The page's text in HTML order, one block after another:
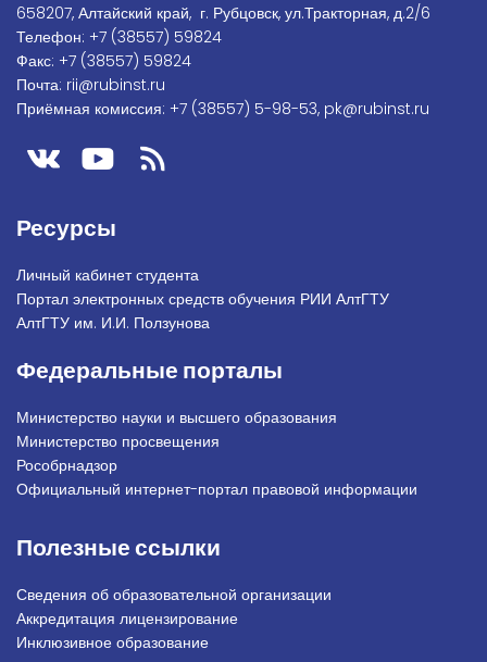
658207, Алтайский край, г. Рубцовск, ул.Тракторная, д.2/6
Телефон: +7 (38557) 59824
Факс: +7 (38557) 59824
Почта: rii@rubinst.ru
Приёмная комиссия: +7 (38557) 5-98-53, pk@rubinst.ru
Ресурсы
Личный кабинет студента
Портал электронных средств обучения РИИ АлтГТУ
АлтГТУ им. И.И. Ползунова
Федеральные порталы
Министерство науки и высшего образования
Министерство просвещения
Рособрнадзор
Официальный интернет-портал правовой информации
Полезные ссылки
Сведения об образовательной организации
Аккредитация лицензирование
Инклюзивное образование